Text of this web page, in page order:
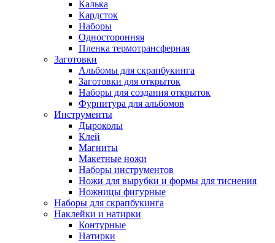
Калька
Кардсток
Наборы
Односторонняя
Пленка термотрансферная
Заготовки
Альбомы для скрапбукинга
Заготовки для открыток
Наборы для создания открыток
Фурнитура для альбомов
Инструменты
Дыроколы
Клей
Магниты
Макетные ножи
Наборы инструментов
Ножи для вырубки и формы для тиснения
Ножницы фигурные
Наборы для скрапбукинга
Наклейки и натирки
Контурные
Натирки